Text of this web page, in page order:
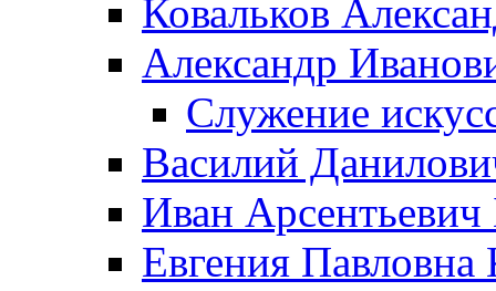
Ковальков
Александр
Служение
Василий
Иван
Евгения Павловна